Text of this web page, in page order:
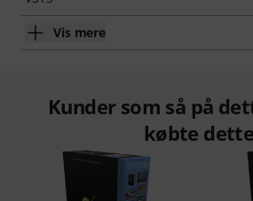
Vis mere
Kunder som så på
købte dette